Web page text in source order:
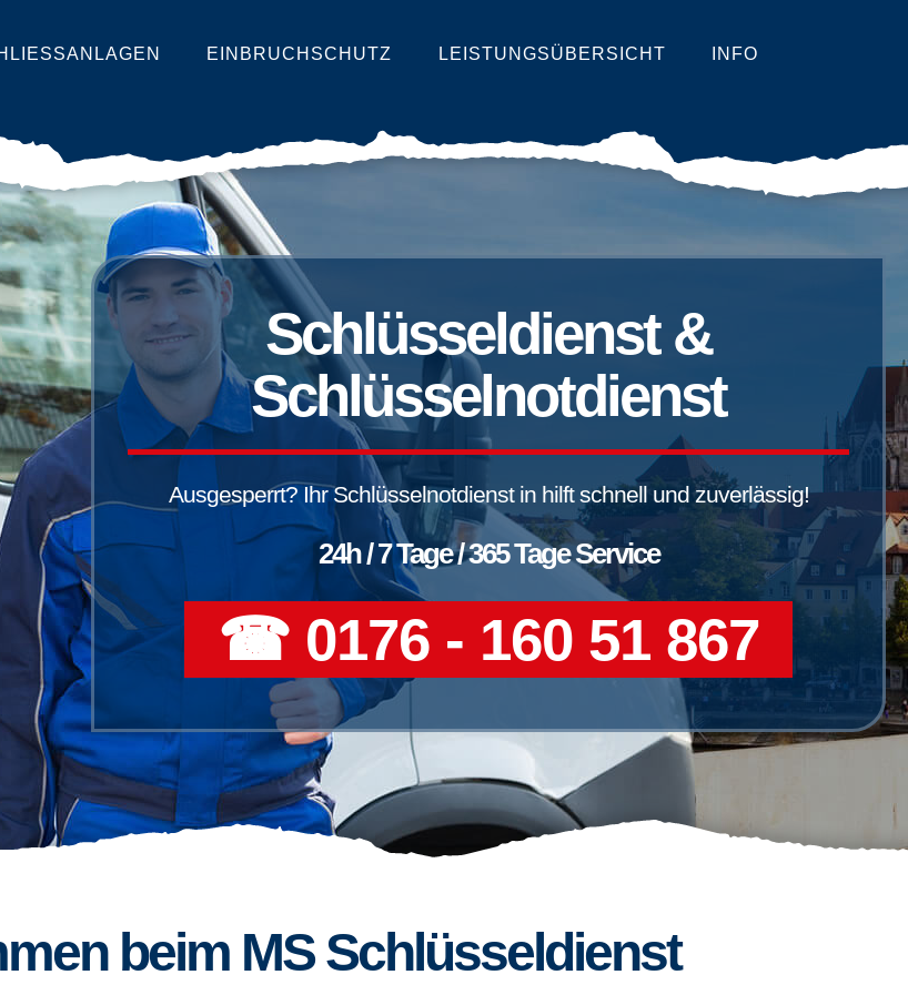
EINBRUCHSCHUTZ LEISTUNGSÜBERSICHT INFO
Schlüsseldienst &
Schlüsselnotdienst
Ausgesperrt? Ihr Schlüsselnotdienst in hilft schnell und zuverlässig!
24h / 7 Tage / 365 Tage Service
☎ 0176 - 160 51 867
beim MS Schlüsseldienst